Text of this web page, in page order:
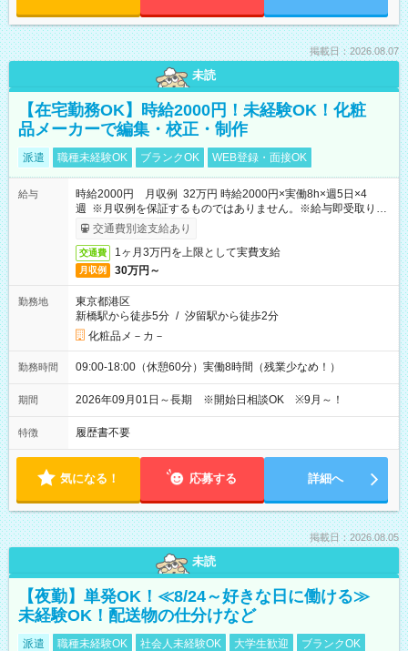
掲載日：2026.08.07
未読
【在宅勤務OK】時給2000円！未経験OK！化粧
品メーカーで編集・校正・制作
派遣 職種未経験OK ブランクOK WEB登録・面接OK
給与
時給2000円 月収例 32万円 時給2000円×実働8h×週5日×4
週 ※月収例を保証するものではありません。※給与即受取りサ
ービス利用可（利用条件有）
交通費別途支給あり
交通費 1ヶ月3万円を上限として実費支給
月収例 30万円～
勤務地
東京都港区
新橋駅から徒歩5分 / 汐留駅から徒歩2分
化粧品メ－カ－
勤務時間 09:00-18:00（休憩60分）実働8時間（残業少なめ！）
期間 2026年09月01日～長期 ※開始日相談OK ※9月～！
特徴 履歴書不要
気になる！ 応募する 詳細へ
掲載日：2026.08.05
未読
【夜勤】単発OK！≪8/24～好きな日に働ける≫
未経験OK！配送物の仕分けなど
派遣 職種未経験OK 社会人未経験OK 大学生歓迎
ブランクOK